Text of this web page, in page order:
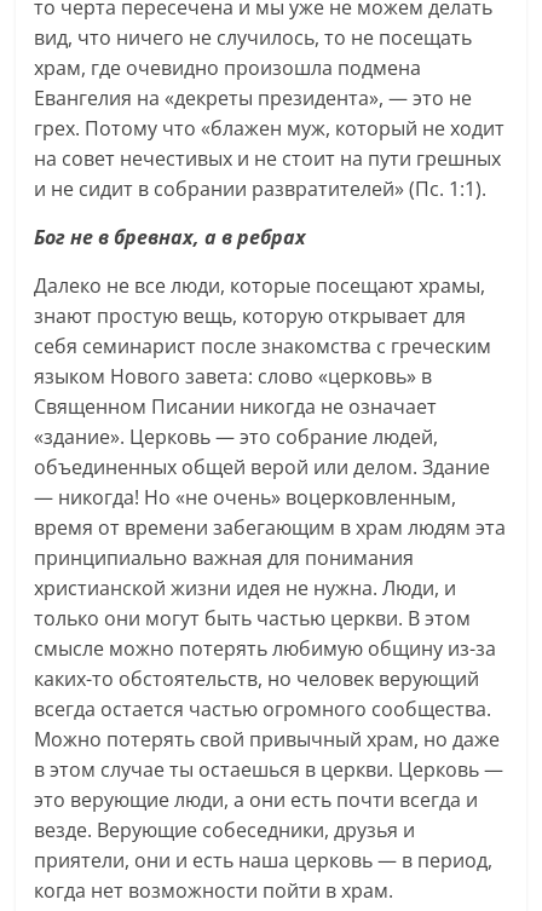
то черта пересечена и мы уже не можем делать
вид, что ничего не случилось, то не посещать
храм, где очевидно произошла подмена
Евангелия на «декреты президента», — это не
грех. Потому что «блажен муж, который не ходит
на совет нечестивых и не стоит на пути грешных
и не сидит в собрании развратителей» (Пс. 1:1).
Бог не в бревнах, а в ребрах
Далеко не все люди, которые посещают храмы,
знают простую вещь, которую открывает для
себя семинарист после знакомства с греческим
языком Нового завета: слово «церковь» в
Священном Писании никогда не означает
«здание». Церковь — это собрание людей,
объединенных общей верой или делом. Здание
— никогда! Но «не очень» воцерковленным,
время от времени забегающим в храм людям эта
принципиально важная для понимания
христианской жизни идея не нужна. Люди, и
только они могут быть частью церкви. В этом
смысле можно потерять любимую общину из-за
каких-то обстоятельств, но человек верующий
всегда остается частью огромного сообщества.
Можно потерять свой привычный храм, но даже
в этом случае ты остаешься в церкви. Церковь —
это верующие люди, а они есть почти всегда и
везде. Верующие собеседники, друзья и
приятели, они и есть наша церковь — в период,
когда нет возможности пойти в храм.